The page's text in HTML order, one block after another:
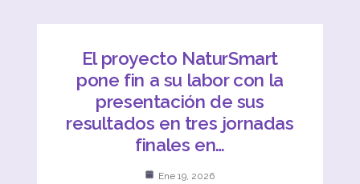
El proyecto NaturSmart
pone fin a su labor con la
presentación de sus
resultados en tres jornadas
finales en…
Ene 19, 2026